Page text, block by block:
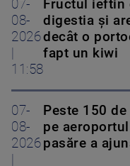
07-
08-
2026
|
11:58
Fructul ieftin
digestia și
decât o
fapt un kiwi
07-
08-
2026
|
Peste 150
pe
pasăre a